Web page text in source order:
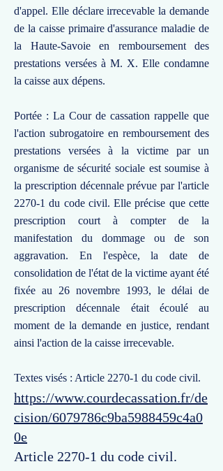
d'appel. Elle déclare irrecevable la demande
de la caisse primaire d'assurance maladie de
la Haute-Savoie en remboursement des
prestations versées à M. X. Elle condamne
la caisse aux dépens.
Portée : La Cour de cassation rappelle que
l'action subrogatoire en remboursement des
prestations versées à la victime par un
organisme de sécurité sociale est soumise à
la prescription décennale prévue par l'article
2270-1 du code civil. Elle précise que cette
prescription court à compter de la
manifestation du dommage ou de son
aggravation. En l'espèce, la date de
consolidation de l'état de la victime ayant été
fixée au 26 novembre 1993, le délai de
prescription décennale était écoulé au
moment de la demande en justice, rendant
ainsi l'action de la caisse irrecevable.
Textes visés : Article 2270-1 du code civil.
https://www.courdecassation.fr/de
cision/6079786c9ba5988459c4a0
0e
Article 2270-1 du code civil.